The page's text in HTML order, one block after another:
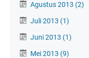
Agustus 2013 (2)
Juli 2013 (1)
Juni 2013 (1)
Mei 2013 (9)